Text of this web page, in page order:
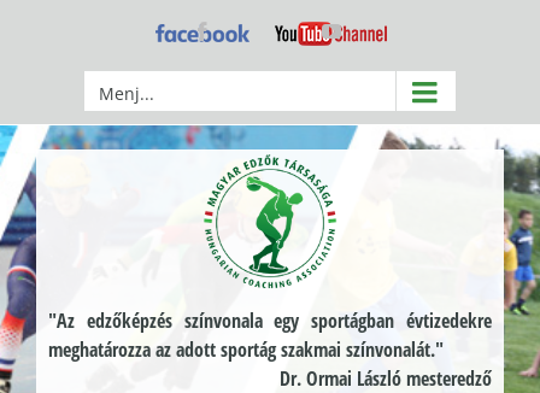
Facebook YouTube
Menj...
"Az edzőképzés színvonala egy sportágban évtizedekre
meghatározza az adott sportág szakmai színvonalát."
Dr. Ormai László mesteredző